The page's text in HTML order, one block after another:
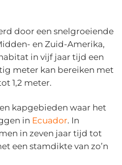
door een snelgroeiende
en Zuid-Amerika,
in vijf jaar tijd een
meter kan bereiken met
1,2 meter.
kapgebieden waar het
in Ecuador. In
in zeven jaar tijd tot
een stamdikte van zo’n